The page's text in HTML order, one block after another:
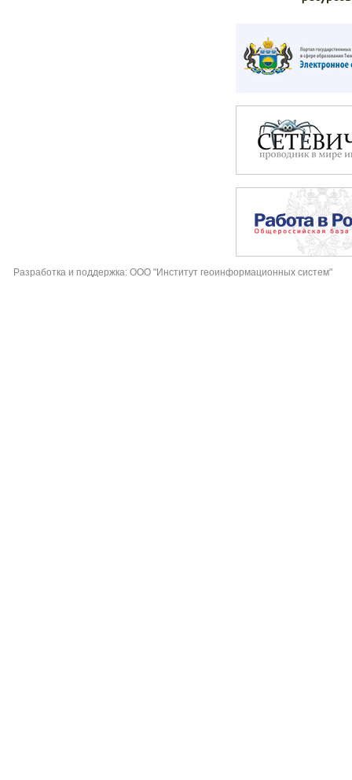
Разработка и поддержка: ООО "Институт геоинформационных систем"